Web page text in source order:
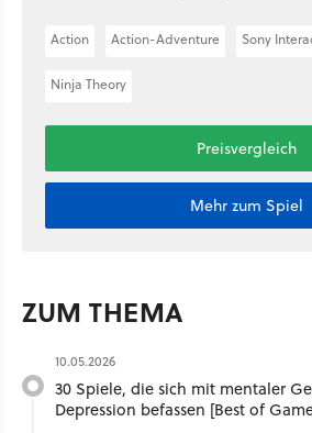
Action Action-Adventure Sony
Ninja Theory
Preisvergleich
Mehr zum Spiel
ZUM THEMA
10.05.2026
30 Spiele, die sich mit mentaler
Depression befassen [Best of